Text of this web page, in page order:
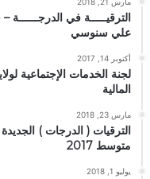
الترقيـــــة في
علي سنوسي
أكتوبر 14, 2017
لجنة الخدمات الإجتماعية
المالية
مارس 23, 2018
الترقيات ( الدرجات )
متوسط 2017
يوليو 1, 2018